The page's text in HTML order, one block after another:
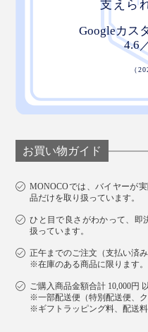
お買い物ガイド
MONOCOでは、バイヤーが
品だけを取り扱っています。
ひと目で良さがわかって、即
扱っています。
正午までのご注文（支払い済
※在庫のある商品に限ります。
ご購入商品金額合計 10,000円
※一部配送便（特別配送便、
※ギフトラッピング料、配送